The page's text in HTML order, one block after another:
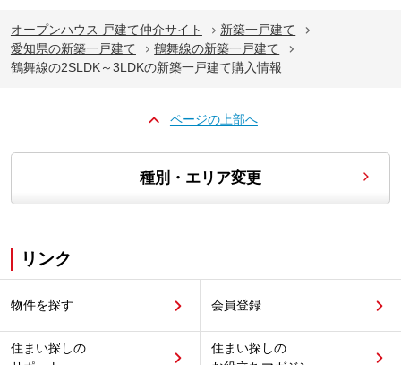
オープンハウス 戸建て仲介サイト
新築一戸建て
愛知県の新築一戸建て
鶴舞線の新築一戸建て
鶴舞線の2SLDK～3LDKの新築一戸建て購入情報
ページの上部へ
種別・エリア変更
リンク
物件を探す 会員登録
住まい探しの
住まい探しの